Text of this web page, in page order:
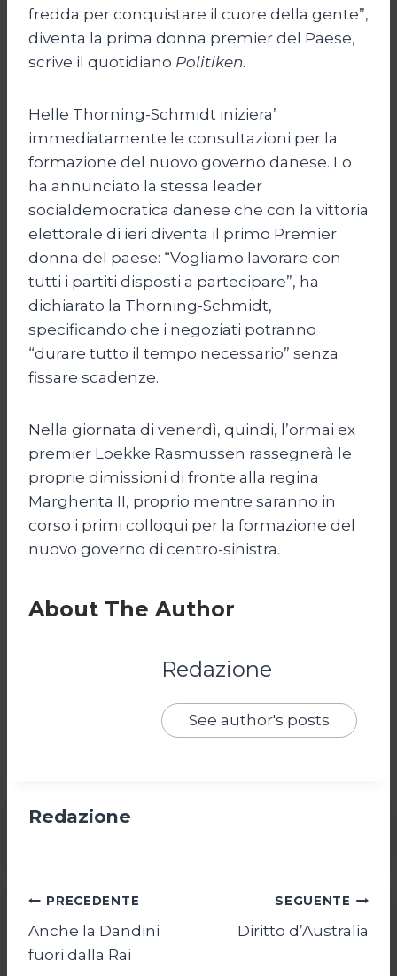
fredda per conquistare il cuore della gente”,
diventa la prima donna premier del Paese,
scrive il quotidiano Politiken.
Helle Thorning-Schmidt iniziera’
immediatamente le consultazioni per la
formazione del nuovo governo danese. Lo
ha annunciato la stessa leader
socialdemocratica danese che con la vittoria
elettorale di ieri diventa il primo Premier
donna del paese: “Vogliamo lavorare con
tutti i partiti disposti a partecipare”, ha
dichiarato la Thorning-Schmidt,
specificando che i negoziati potranno
“durare tutto il tempo necessario” senza
fissare scadenze.
Nella giornata di venerdì, quindi, l’ormai ex
premier Loekke Rasmussen rassegnerà le
proprie dimissioni di fronte alla regina
Margherita II, proprio mentre saranno in
corso i primi colloqui per la formazione del
nuovo governo di centro-sinistra.
About The Author
Redazione
See author's posts
Redazione
Navigazione
articoli
PRECEDENTE
Anche la Dandini
fuori dalla Rai
SEGUENTE
Diritto d’Australia